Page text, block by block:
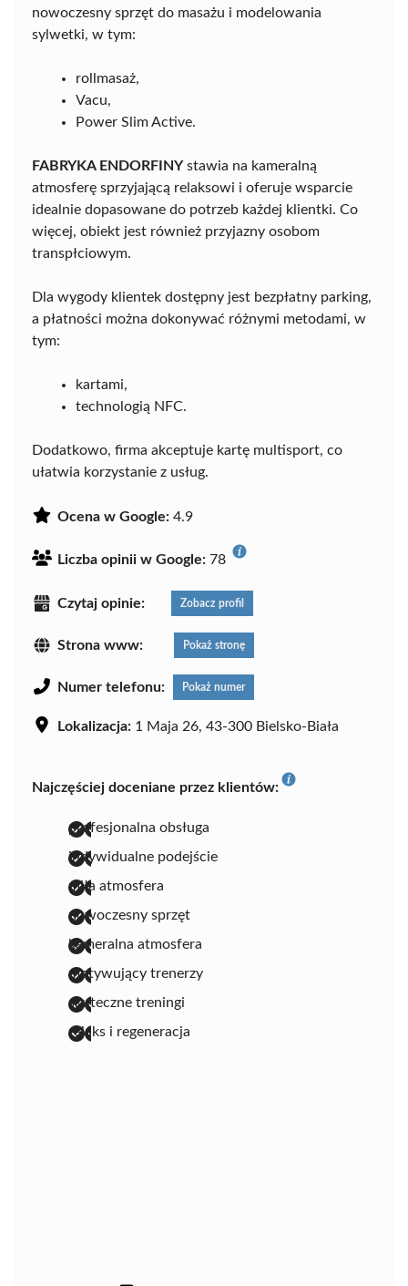
nowoczesny sprzęt do masażu i modelowania
sylwetki, w tym:
rollmasaż,
Vacu,
Power Slim Active.
FABRYKA ENDORFINYstawia na kameralną
atmosferę sprzyjającą relaksowi i oferuje wsparcie
idealnie dopasowane do potrzeb każdej klientki. Co
więcej, obiekt jest również przyjazny osobom
transpłciowym.
Dla wygody klientek dostępny jest bezpłatny parking,
a płatności można dokonywać różnymi metodami, w
tym:
kartami,
technologią NFC.
Dodatkowo, firma akceptuje kartę multisport, co
ułatwia korzystanie z usług.
Ocena w Google: 4.9
Liczba opinii w Google: 78
Czytaj opinie: Zobacz profil
Strona www: Pokaż stronę
Numer telefonu: Pokaż numer
Lokalizacja: 1 Maja 26, 43-300 Bielsko-Biała
Najczęściej doceniane przez klientów:
profesjonalna obsługa
indywidualne podejście
miła atmosfera
nowoczesny sprzęt
kameralna atmosfera
motywujący trenerzy
skuteczne treningi
relaks i regeneracja